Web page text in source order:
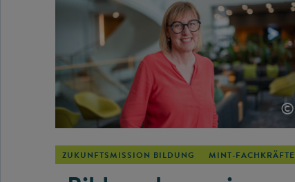
©
ZUKUNFTSMISSION BILDUNG MINT-FACHKRÄFTE